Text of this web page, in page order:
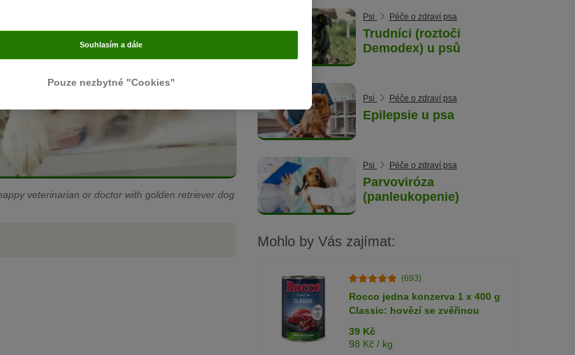
veterinarian or doctor with golden retriever dog
Psi Péče o zdraví psa
Trudníci (roztoči
Demodex) u psů
Psi Péče o zdraví psa
Epilepsie u psa
Psi Péče o zdraví psa
Parvoviróza
(panleukopenie)
Mohlo by Vás zajímat:
(693)
Rocco jedna konzerva 1 x 400 g
Classic: hovězí se zvěřinou
39 Kč
98 Kč / kg
Pouze nezbytné "Cookies"
Souhlasím a dále